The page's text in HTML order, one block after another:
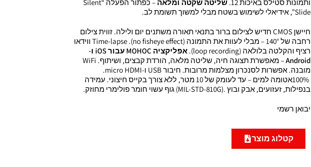
ותמונות סטילס באיכות 12.
שליטה שקטה ומלאה
– כפתור הפעלה “Silent
Slide”, אידיאלי לשימוש בשטח מבלי למשוך תשומת לב.
חיישן CMOS חדיש לצילום ברור בתנאי תאורה משתנים יום ולילה. זווית צילום
רחבה של 140° – מבלי לעוות את התמונה (no fisheye effect). Time-lapse ווידאו
רציף והקלטה בלולאה (loop recording).
אפליקציה iOS ו
-
Android
– מאפשרת תצוגה חיה, שליטה מלאה, הורדת קבצים, ושיתוף. WiFi
מובנה. אפשרות לסנכרון מצלמות מרובות. חיבור USB ו-micro HDMI.
100%
אטומה למים – עד לעומק של 10 מטר, ללא צורך בקייס חיצוני. עמידה
בנפילות, זעזועים, אבק ובוץ (MIL-STD-810G).גוף עשוי חומר פולימרי מחוזק.
יבואן רשמי
קטלוג מוצר